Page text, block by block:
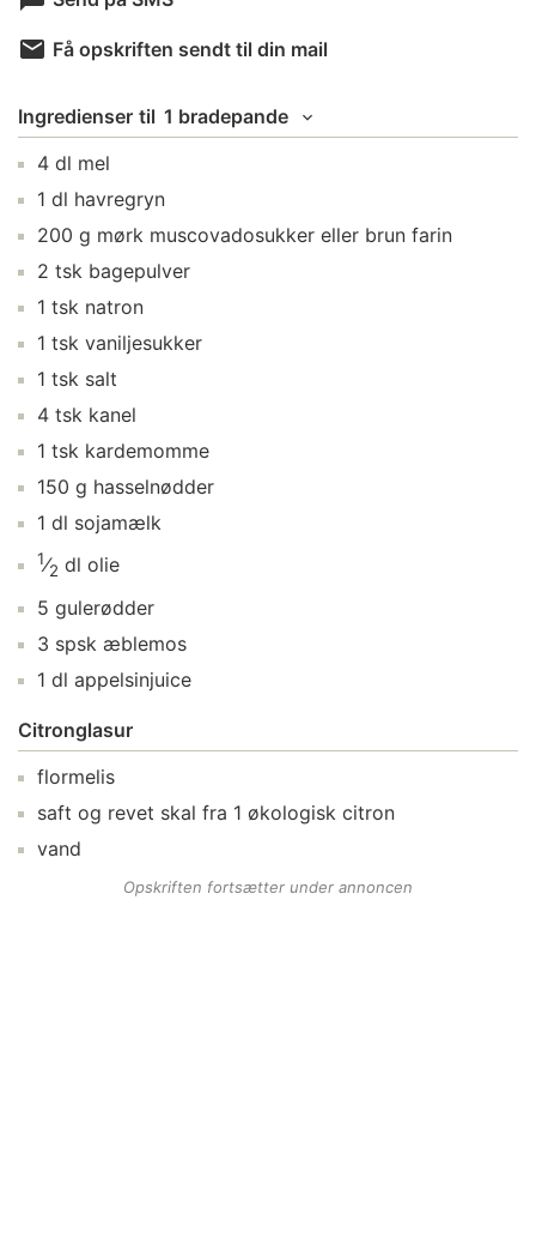
Få opskriften sendt til din mail
Ingredienser til 1 bradepande
4 dl mel
1 dl havregryn
200 g mørk muscovadosukker eller brun farin
2 tsk bagepulver
1 tsk natron
1 tsk vaniljesukker
1 tsk salt
4 tsk kanel
1 tsk kardemomme
150 g hasselnødder
1 dl sojamælk
1⁄2 dl olie
5 gulerødder
3 spsk æblemos
1 dl appelsinjuice
Citronglasur
flormelis
saft og revet skal fra 1 økologisk citron
vand
Opskriften fortsætter under annoncen